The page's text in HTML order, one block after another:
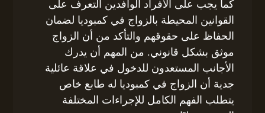
كما يجب على الأفراد الوافدين التعرف على
القوانين المحيطة بالزواج في كمبوديا لضمان
الحفاظ على حقوقهم والتأكد من أن الزواج
موثق بشكل قانوني. من المهم أن يدرك
الأجانب المستعدون للدخول في علاقة عائلية
جدية أن الزواج في كمبوديا له طابع خاص
يتطلب الفهم الكامل للإجراءات المختلفة